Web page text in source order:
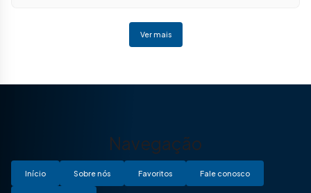
Navegação
Início Sobre nós Favoritos Fale conosco